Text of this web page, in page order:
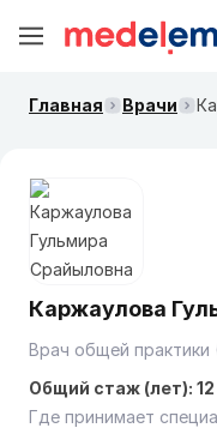
Главная Врачи
Каржаулова
Врач общей
Общий стаж (лет): 12
Где принимает